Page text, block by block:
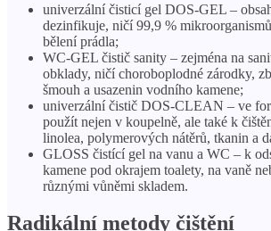
univerzální čisticí gel DOS-GEL –
dezinfikuje, ničí 99,9 %
bělení prádla;
WC-GEL čistič sanity – zejména na
obklady, ničí choroboplodné zárodky,
šmouh a usazenin vodního kamene;
univerzální čistič DOS-CLEAN – ve
použít nejen v koupelně, ale také k
linolea, polymerových nátěrů, tkanin a
GLOSS čistící gel na vanu a WC – k
kamene pod okrajem toalety, na vaně
různými vůněmi skladem.
Radikální metody čištění